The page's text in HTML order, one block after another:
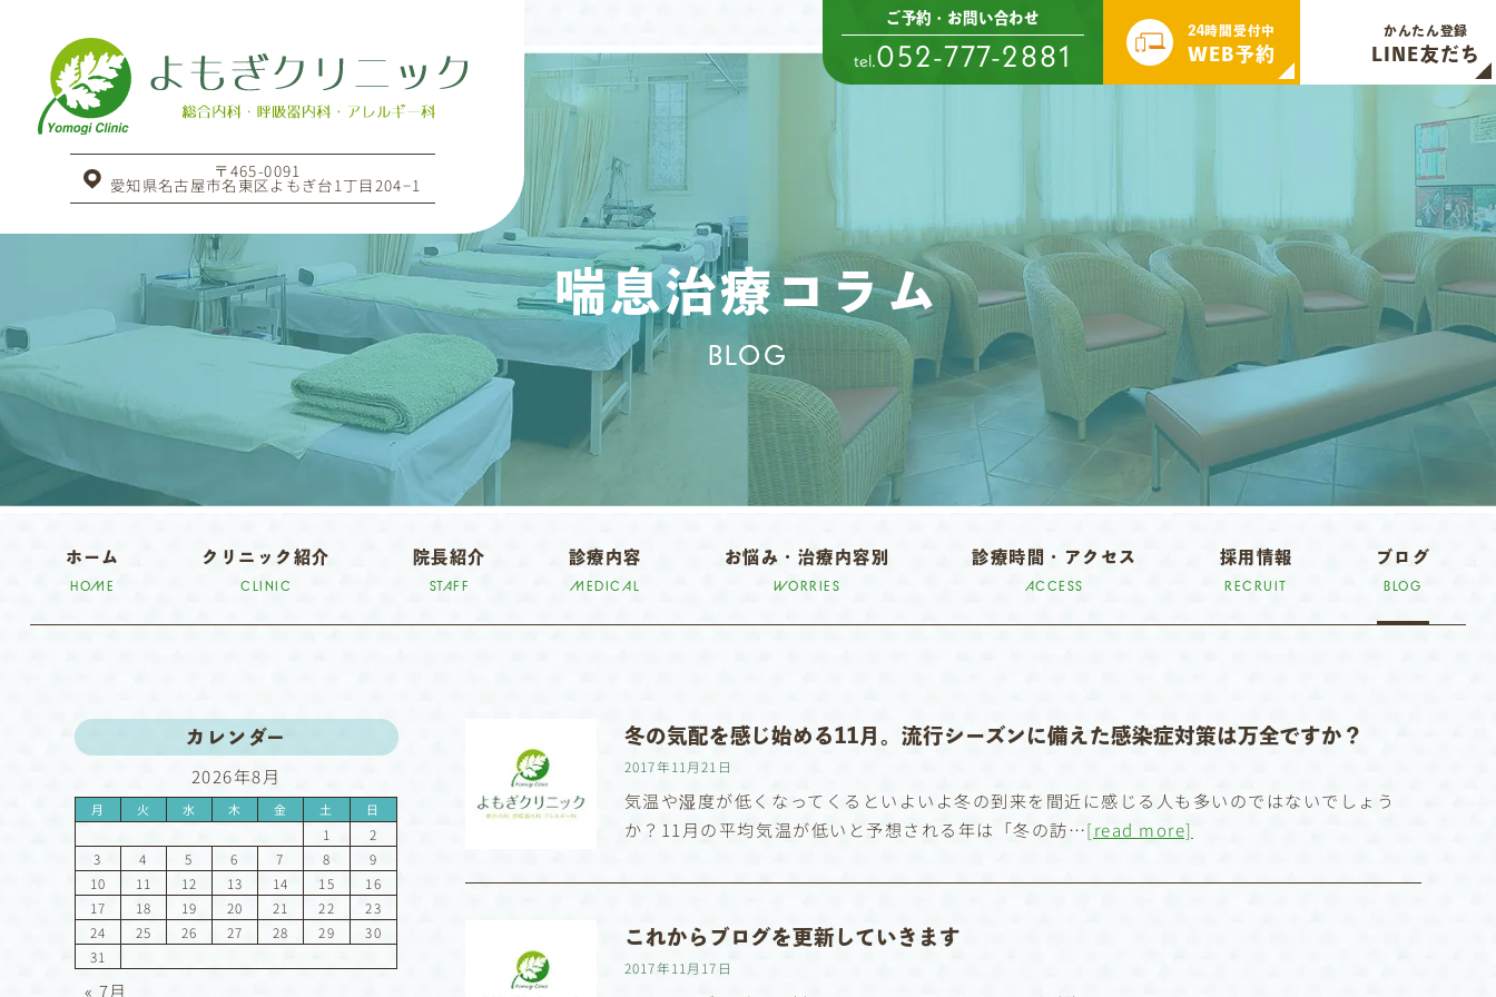
〒465-0091
愛知県名古屋市名東区よもぎ台1丁目204−1
ご予約・お問い合わせ
tel.052-777-2881
24時間受付中
WEB予約
かんたん登録
LINE友だち
喘息治療コラム
BLOG
ホーム
HOME
クリニック紹介
CLINIC
院長紹介
STAFF
診療内容
MEDICAL
お悩み・治療内容別
WORRIES
診療時間・アクセス
ACCESS
採用情報
RECRUIT
ブログ
BLOG
冬の気配を感じ始める11月。流行シーズンに備えた感染症対策は万全ですか？
2017年11月21日
気温や湿度が低くなってくるといよいよ冬の到来を間近に感じる人も多いのではないでしょう
か？11月の平均気温が低いと予想される年は「冬の訪…[read more]
これからブログを更新していきます
2017年11月17日
カレンダー
2026年8月
月 火 水 木 金 土 日
1
2
3
4 5 6 7 8
9
10
11 12 13 14 15
16
17
18 19 20 21 22
23
24
25 26 27 28 29
30
31
« 7月